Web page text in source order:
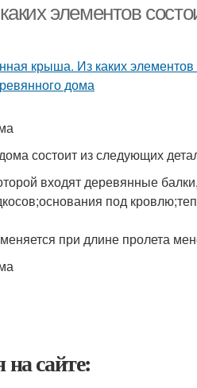
элементов
состоит из следующих
входят деревянные
под
при длине пролета
сайте: